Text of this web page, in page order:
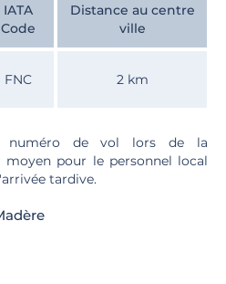
IATA
Code
Distance au centre
ville
FNC 2 km
numéro de vol lors de la
pour le personnel local
tardive.